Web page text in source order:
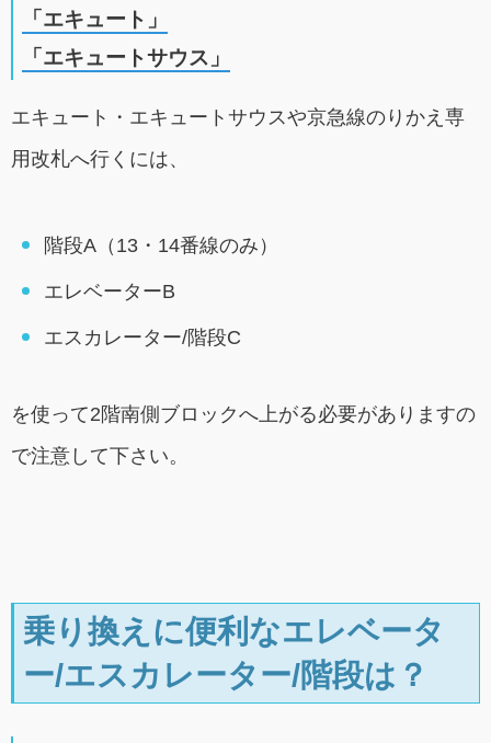
「エキュート」
「エキュートサウス」
エキュート・エキュートサウスや京急線のりかえ専
用改札へ行くには、
階段A（13・14番線のみ）
エレベーターB
エスカレーター/階段C
を使って2階南側ブロックへ上がる必要がありますの
で注意して下さい。
乗り換えに便利なエレベータ
ー/エスカレーター/階段は？